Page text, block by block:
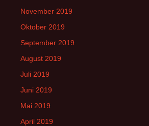
November 2019
Oktober 2019
September 2019
August 2019
Juli 2019
Juni 2019
Mai 2019
April 2019